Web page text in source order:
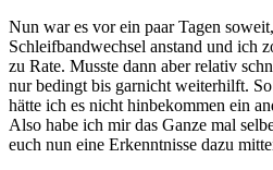
Nun war es vor ein paar Tagen
Schleifbandwechsel anstand und ich
zu Rate. Musste dann aber relativ
nur bedingt bis garnicht weiterhilft.
hätte ich es nicht hinbekommen ein
Also habe ich mir das Ganze mal
euch nun eine Erkenntnisse dazu